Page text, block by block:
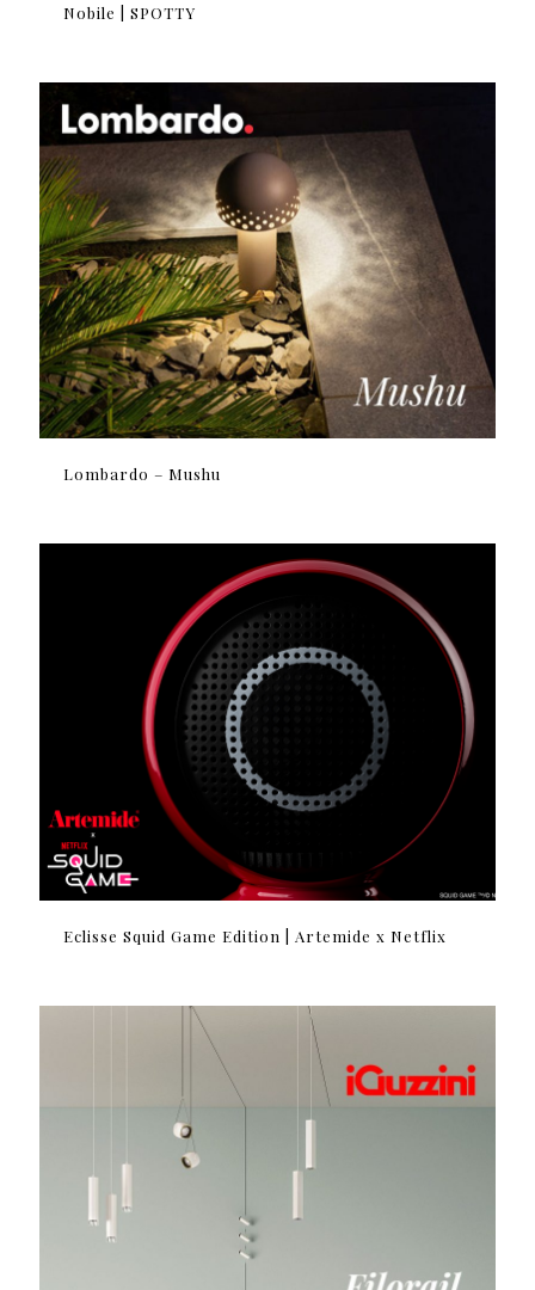
Nobile | SPOTTY
Lombardo – Mushu
Eclisse Squid Game Edition | Artemide x Netflix